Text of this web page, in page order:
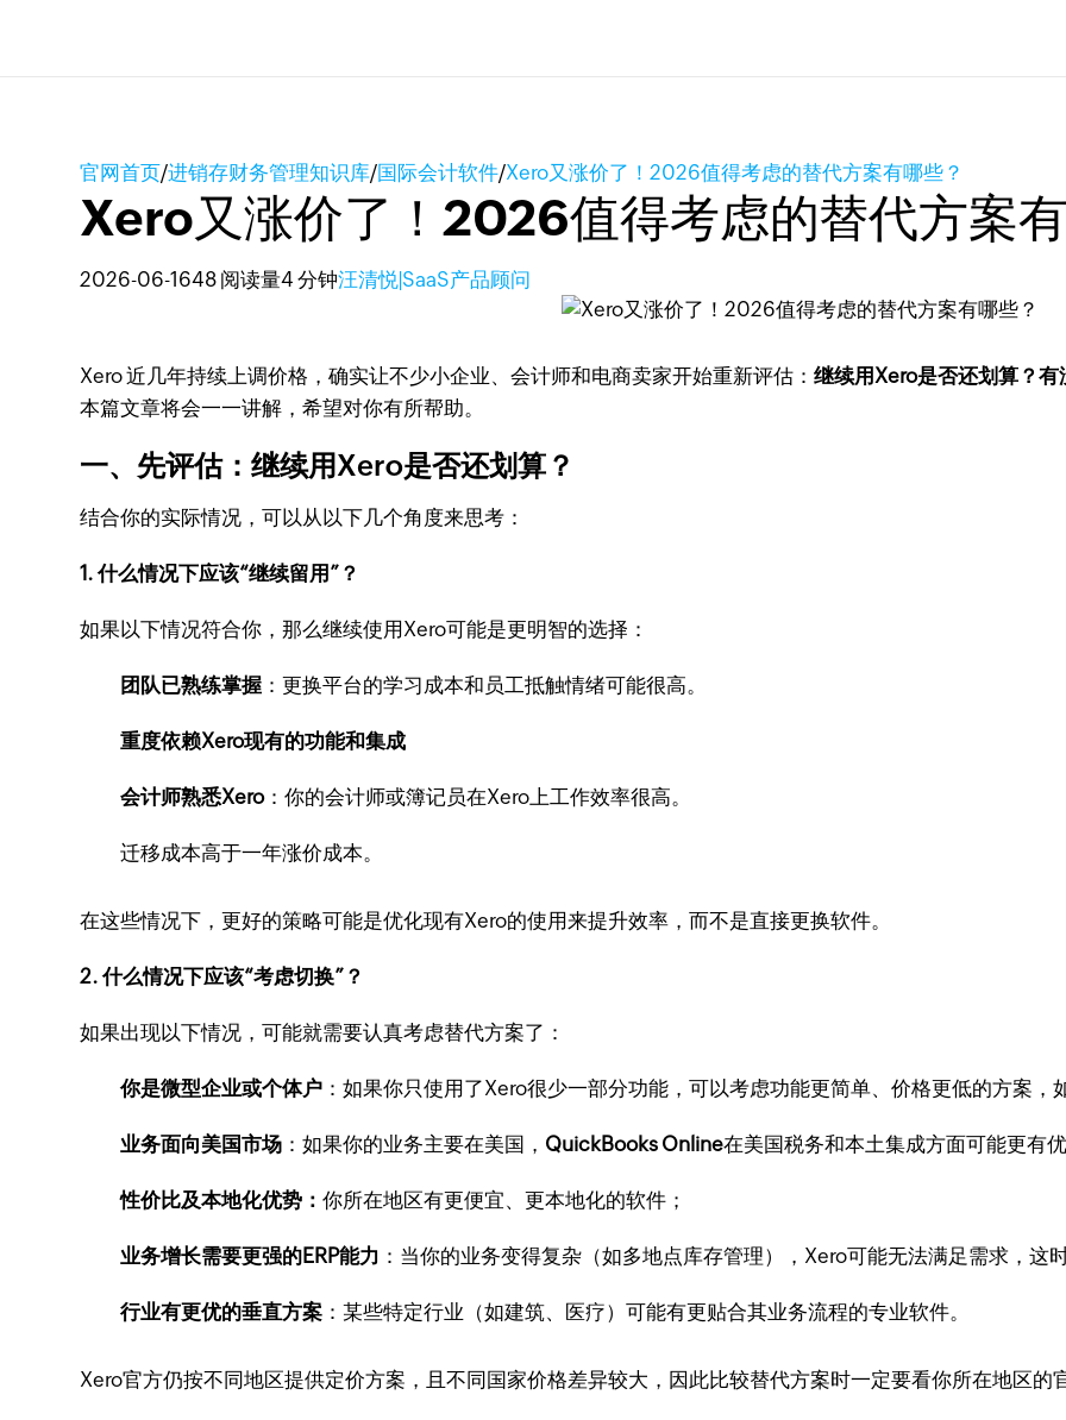
官网首页/进销存财务管理知识库/国际会计软件/Xero又涨价了！2026值得考虑的替代方案有哪些？
Xero又涨价了！2026值得考虑的替代方案
2026-06-1648 阅读量4 分钟汪清悦|SaaS产品顾问
Xero 近几年持续上调价格，确实让不少小企业、会计师和电商卖家开始重新评估：继续用Xero是否还划算？
本篇文章将会一一讲解，希望对你有所帮助。
一、先评估：继续用Xero是否还划算？
结合你的实际情况，可以从以下几个角度来思考：
1. 什么情况下应该“继续留用”？
如果以下情况符合你，那么继续使用Xero可能是更明智的选择：
团队已熟练掌握 ：更换平台的学习成本和员工抵触情绪可能很高。
重度依赖Xero现有的功能和集成
会计师熟悉Xero：你的会计师或簿记员在Xero上工作效率很高。
迁移成本高于一年涨价成本。
在这些情况下，更好的策略可能是优化现有Xero的使用来提升效率，而不是直接更换软件。
2. 什么情况下应该“考虑切换”？
如果出现以下情况，可能就需要认真考虑替代方案了：
你是微型企业或个体户 ：如果你只使用了Xero很少一部分功能，可以考虑功能更简单、价格更低的方案
业务面向美国市场 ：如果你的业务主要在美国， QuickBooks Online在美国税务和本土集成方面可能更有
性价比及本地化优势：你所在地区有更便宜、更本地化的软件；
业务增长需要更强的ERP能力 ：当你的业务变得复杂（如多地点库存管理），Xero可能无法满足需求，这
行业有更优的垂直方案 ：某些特定行业（如建筑、医疗）可能有更贴合其业务流程的专业软件。
Xero官方仍按不同地区提供定价方案，且不同国家价格差异较大，因此比较替代方案时一定要看你所在地区的